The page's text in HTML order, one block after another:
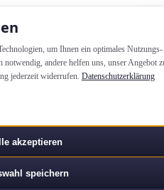
um Ihnen ein optimales Nutzungs­
notwendig, andere helfen uns, unser Angebot
jederzeit widerrufen. Datenschutzerklärung
akzeptieren
speichern